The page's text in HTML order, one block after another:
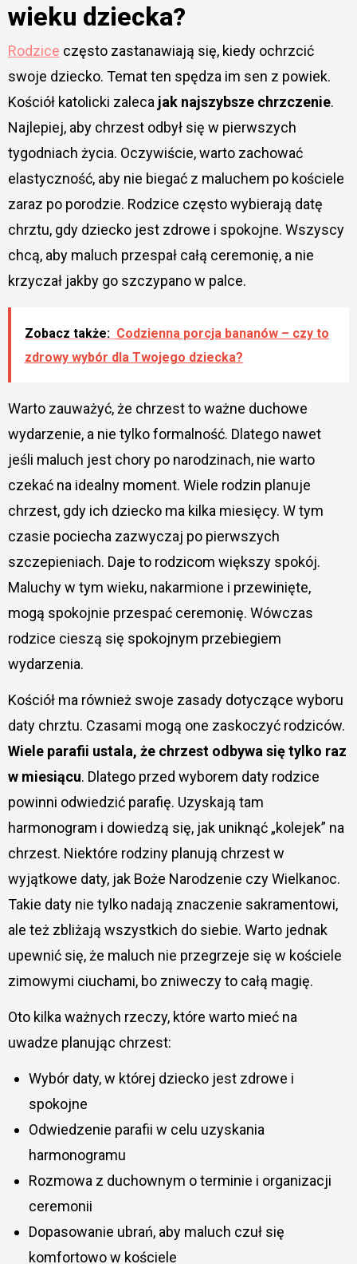
wieku dziecka?
Rodzice często zastanawiają się, kiedy ochrzcić
swoje dziecko. Temat ten spędza im sen z powiek.
Kościół katolicki zaleca jak najszybsze chrzczenie.
Najlepiej, aby chrzest odbył się w pierwszych
tygodniach życia. Oczywiście, warto zachować
elastyczność, aby nie biegać z maluchem po kościele
zaraz po porodzie. Rodzice często wybierają datę
chrztu, gdy dziecko jest zdrowe i spokojne. Wszyscy
chcą, aby maluch przespał całą ceremonię, a nie
krzyczał jakby go szczypano w palce.
Zobacz także: Codzienna porcja bananów – czy to
zdrowy wybór dla Twojego dziecka?
Warto zauważyć, że chrzest to ważne duchowe
wydarzenie, a nie tylko formalność. Dlatego nawet
jeśli maluch jest chory po narodzinach, nie warto
czekać na idealny moment. Wiele rodzin planuje
chrzest, gdy ich dziecko ma kilka miesięcy. W tym
czasie pociecha zazwyczaj po pierwszych
szczepieniach. Daje to rodzicom większy spokój.
Maluchy w tym wieku, nakarmione i przewinięte,
mogą spokojnie przespać ceremonię. Wówczas
rodzice cieszą się spokojnym przebiegiem
wydarzenia.
Kościół ma również swoje zasady dotyczące wyboru
daty chrztu. Czasami mogą one zaskoczyć rodziców.
Wiele parafii ustala, że chrzest odbywa się tylko raz
w miesiącu. Dlatego przed wyborem daty rodzice
powinni odwiedzić parafię. Uzyskają tam
harmonogram i dowiedzą się, jak uniknąć „kolejek” na
chrzest. Niektóre rodziny planują chrzest w
wyjątkowe daty, jak Boże Narodzenie czy Wielkanoc.
Takie daty nie tylko nadają znaczenie sakramentowi,
ale też zbliżają wszystkich do siebie. Warto jednak
upewnić się, że maluch nie przegrzeje się w kościele
zimowymi ciuchami, bo zniweczy to całą magię.
Oto kilka ważnych rzeczy, które warto mieć na
uwadze planując chrzest:
Wybór daty, w której dziecko jest zdrowe i
spokojne
Odwiedzenie parafii w celu uzyskania
harmonogramu
Rozmowa z duchownym o terminie i organizacji
ceremonii
Dopasowanie ubrań, aby maluch czuł się
komfortowo w kościele